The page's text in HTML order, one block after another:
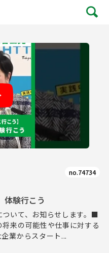
no.74734
体験行こう
いて、お知らせします。■
来の可能性や仕事に対する
業からスタート...